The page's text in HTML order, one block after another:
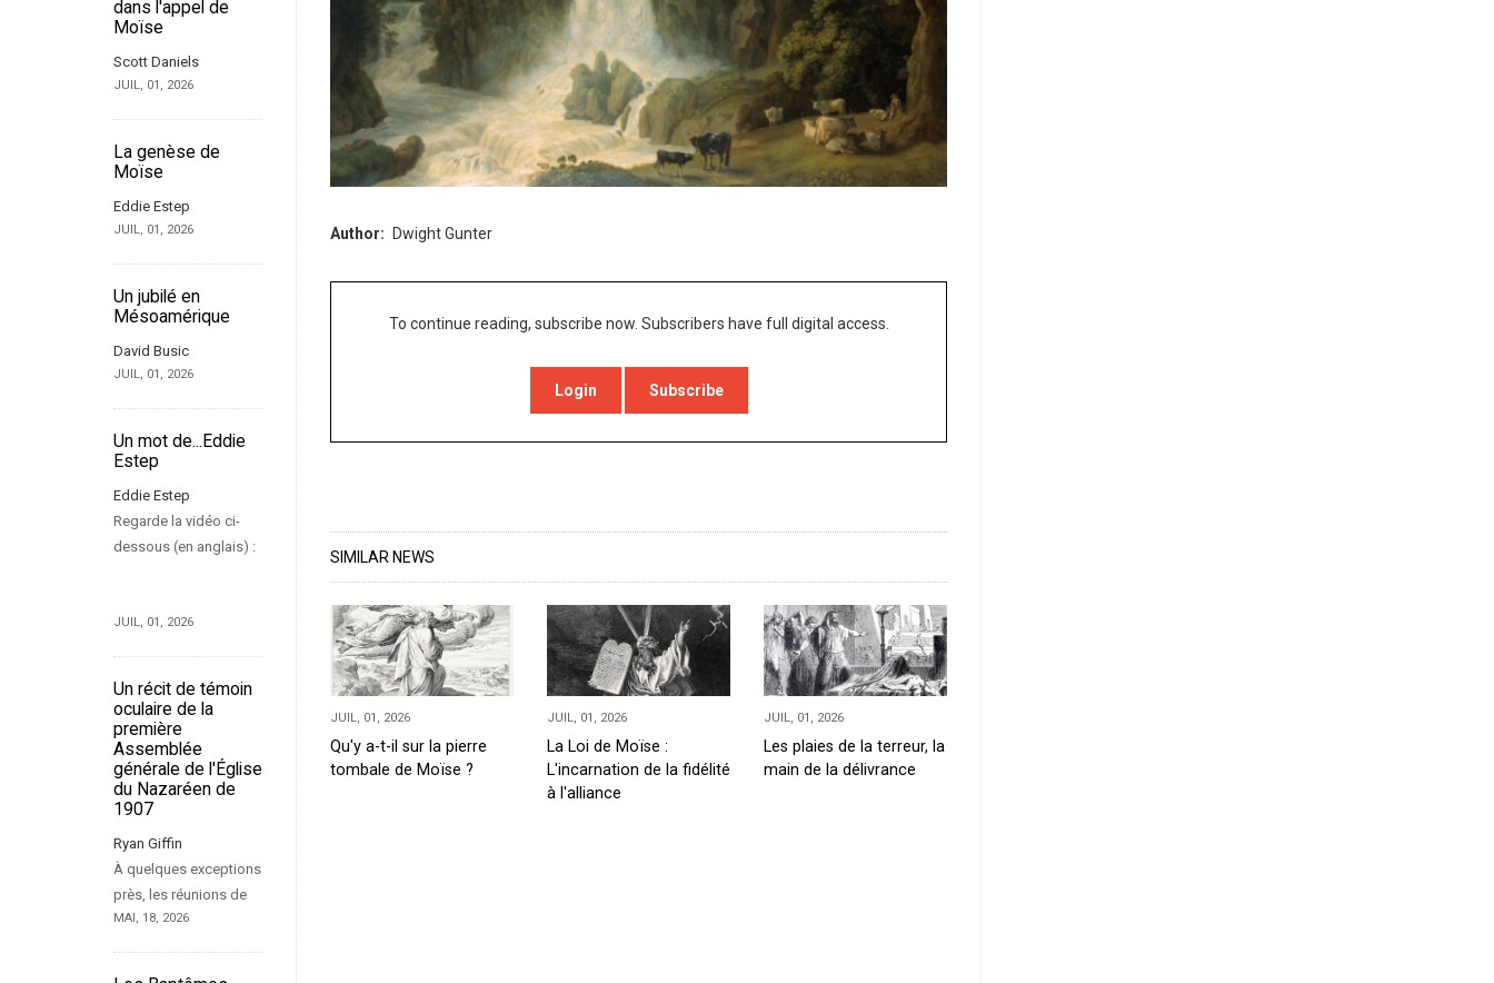
dans l'appel de
Moïse
Scott Daniels
JUIL, 01, 2026
La genèse de
Moïse
Eddie Estep
JUIL, 01, 2026
Un jubilé en
Mésoamérique
David Busic
JUIL, 01, 2026
Un mot de...Eddie
Estep
Eddie Estep
Regarde la vidéo ci-
dessous (en anglais) :
JUIL, 01, 2026
Un récit de témoin
oculaire de la
première
Assemblée
générale de l'Église
du Nazaréen de
1907
Ryan Giffin
À quelques exceptions
près, les réunions de
MAI, 18, 2026
Author Dwight Gunter
To continue reading, subscribe now. Subscribers have full digital access.
Login Subscribe
SIMILAR NEWS
JUIL, 01, 2026
Qu'y a-t-il sur la pierre
tombale de Moïse ?
JUIL, 01, 2026
La Loi de Moïse :
L'incarnation de la fidélité
à l'alliance
JUIL, 01, 2026
Les plaies de la terreur, la
main de la délivrance